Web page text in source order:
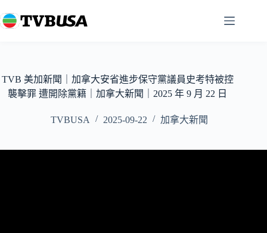
至
容
TVB 美加新聞｜加拿大安省進步保守黨議員史考特被控
襲擊罪 遭開除黨籍｜加拿大新聞｜2025 年 9 月 22 日
TVBUSA 2025-09-22 加拿大新聞